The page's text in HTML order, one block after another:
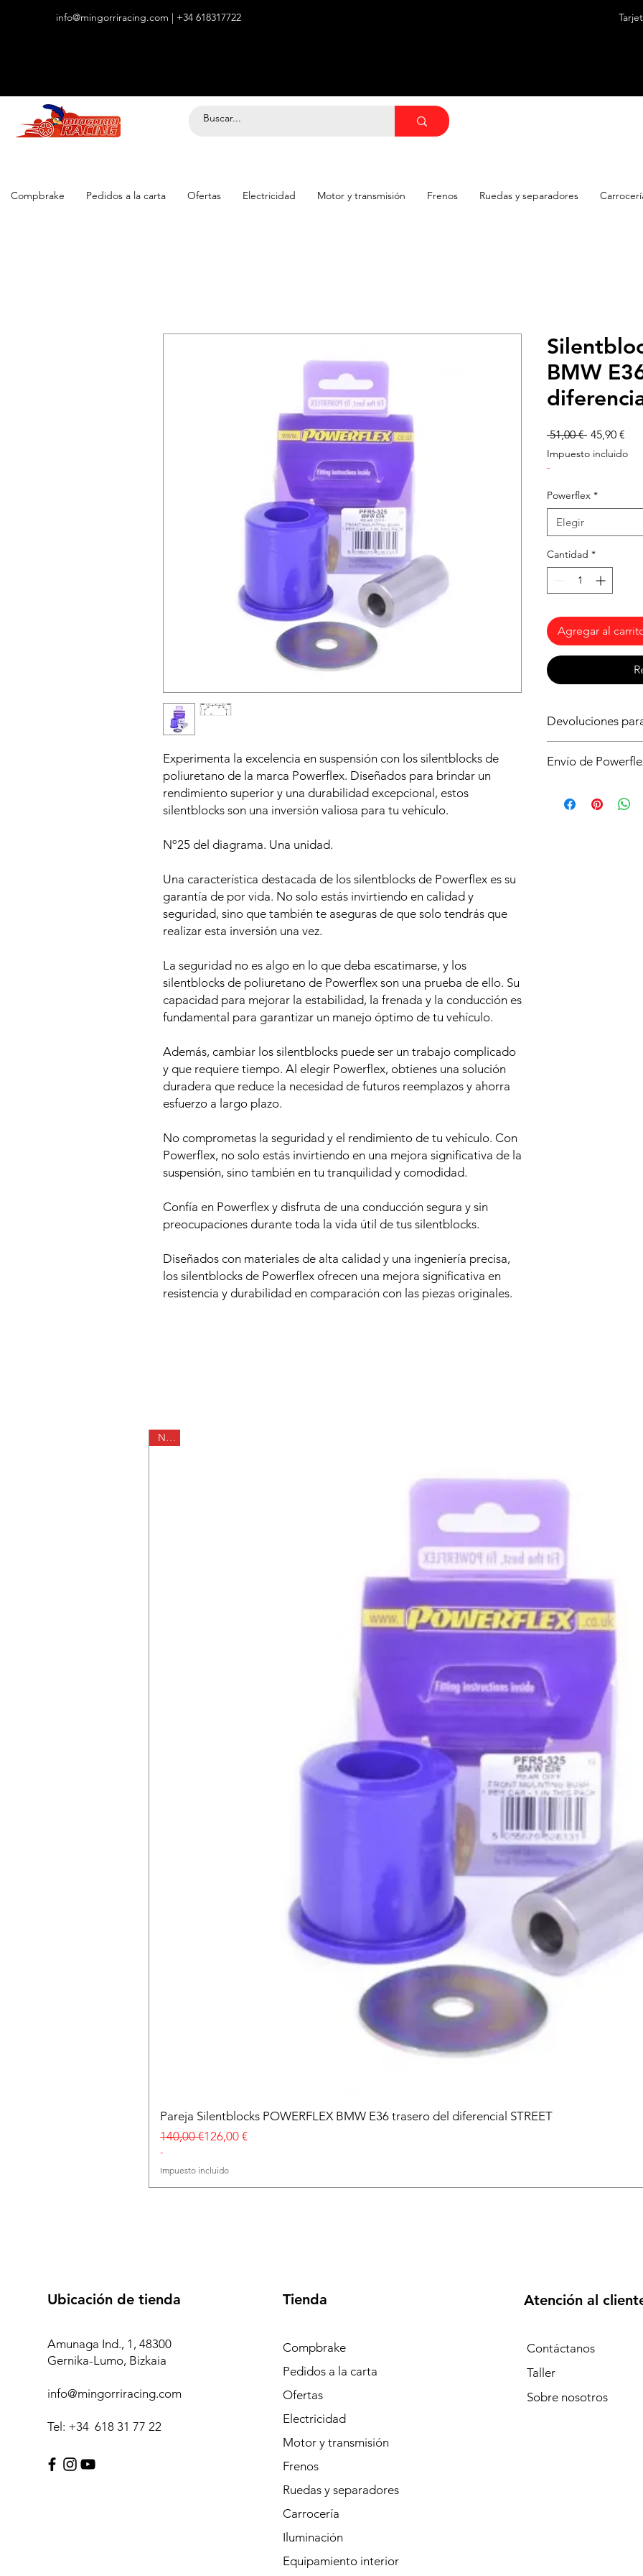
info@mingorriracing.com | +34 618317722
Compbrake Pedidos a la carta Ofertas Electricidad Motor y transmisión Frenos Ruedas y separadores
Experimenta la excelencia en suspensión con los silentblocks de
poliuretano de la marca Powerflex. Diseñados para brindar un
rendimiento superior y una durabilidad excepcional, estos
silentblocks son una inversión valiosa para tu vehículo.
Nº25 del diagrama. Una unidad.
Una característica destacada de los silentblocks de Powerflex es su
garantía de por vida. No solo estás invirtiendo en calidad y
seguridad, sino que también te aseguras de que solo tendrás que
realizar esta inversión una vez.
La seguridad no es algo en lo que deba escatimarse, y los
silentblocks de poliuretano de Powerflex son una prueba de ello. Su
capacidad para mejorar la estabilidad, la frenada y la conducción es
fundamental para garantizar un manejo óptimo de tu vehículo.
Además, cambiar los silentblocks puede ser un trabajo complicado
y que requiere tiempo. Al elegir Powerflex, obtienes una solución
duradera que reduce la necesidad de futuros reemplazos y ahorra
esfuerzo a largo plazo.
No comprometas la seguridad y el rendimiento de tu vehículo. Con
Powerflex, no solo estás invirtiendo en una mejora significativa de la
suspensión, sino también en tu tranquilidad y comodidad.
Confía en Powerflex y disfruta de una conducción segura y sin
preocupaciones durante toda la vida útil de tus silentblocks.
Diseñados con materiales de alta calidad y una ingeniería precisa,
los silentblocks de Powerflex ofrecen una mejora significativa en
resistencia y durabilidad en comparación con las piezas originales.
BMW
51,00 € Precio
45,90 €
Impuesto incluido
-
Powerflex *
Elegir
Cantidad *
Agregar al
Devoluciones
para tu vehículo, si
condiciones y
Envío de
de powerflex en
Nº26
Pareja Silentblocks POWERFLEX BMW E36 trasero del diferencial STREET
Precio
140,00 €
Precio de oferta
126,00 €
-
Impuesto incluido
Ubicación de tienda
Amunaga Ind., 1, 48300
Gernika-Lumo, Bizkaia
info@mingorriracing.com
Tel: +34 618 31 77 22
Tienda
Compbrake
Pedidos a la carta
Ofertas
Electricidad
Motor y transmisión
Frenos
Ruedas y separadores
Carrocería
Iluminación
Equipamiento interior
Atención al
Contáctanos
Taller
Sobrenosotros